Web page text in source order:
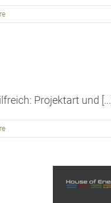
Projektart und [...]